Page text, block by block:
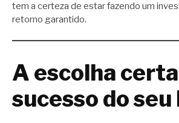
tem a certeza de estar fazendo um
retorno garantido.
A escolha
sucesso do